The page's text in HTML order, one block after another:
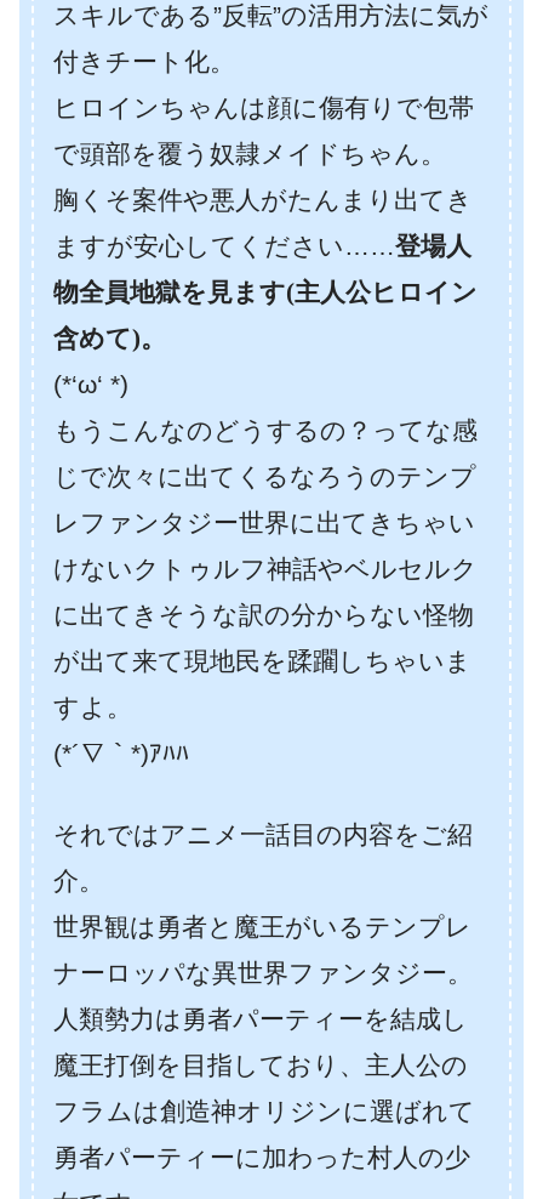
スキルである”反転”の活用方法に気が
付きチート化。
ヒロインちゃんは顔に傷有りで包帯
で頭部を覆う奴隷メイドちゃん。
胸くそ案件や悪人がたんまり出てき
ますが安心してください……登場人
物全員地獄を見ます(主人公ヒロイン
含めて)。
(*‘ω‘ *)
もうこんなのどうするの？ってな感
じで次々に出てくるなろうのテンプ
レファンタジー世界に出てきちゃい
けないクトゥルフ神話やベルセルク
に出てきそうな訳の分からない怪物
が出て来て現地民を蹂躙しちゃいま
すよ。
(*´∇｀*)ｱﾊﾊ
それではアニメ一話目の内容をご紹
介。
世界観は勇者と魔王がいるテンプレ
ナーロッパな異世界ファンタジー。
人類勢力は勇者パーティーを結成し
魔王打倒を目指しており、主人公の
フラムは創造神オリジンに選ばれて
勇者パーティーに加わった村人の少